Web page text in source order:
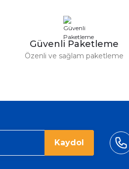
Güvenli Paketleme
Özenli ve sağlam paketleme
Kaydol